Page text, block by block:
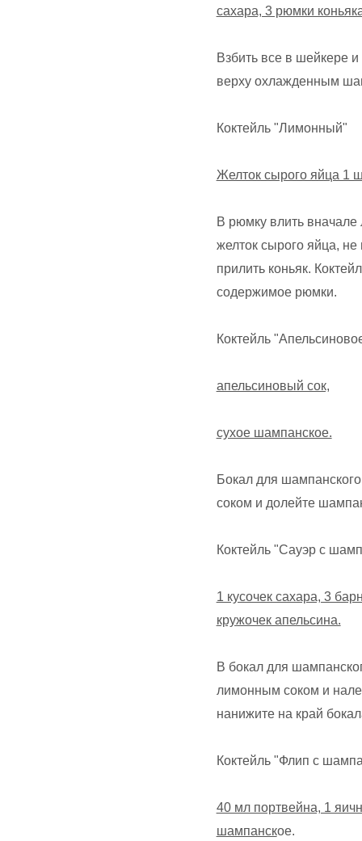
сахара, 3 рюмки
Взбить все в шейкере
верху охлажденным
Коктейль "Лимонный"
Желток сырого яйца 1
В рюмку влить
желток сырого яйца,
прилить коньяк.
содержимое рюмки.
Коктейль
апельсиновый сок,
сухое шампанское.
Бокал для
соком и долейте
Коктейль "Сауэр с
1 кусочек сахара, 3
кружочек апельсина.
В бокал для
лимонным соком и
нанижите на край
Коктейль "Флип с
40 мл портвейна, 1
шампанское.